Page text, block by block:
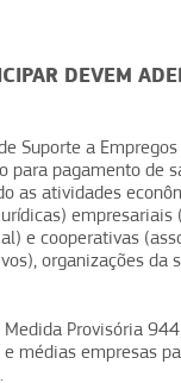
DEVEM
Suporte a
pagamento de
as atividades
e cooperativas
organizações da
Provisória
médias empresas
notas